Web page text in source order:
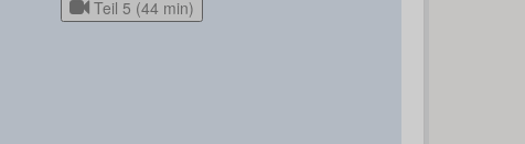
Teil 5 (44 min)